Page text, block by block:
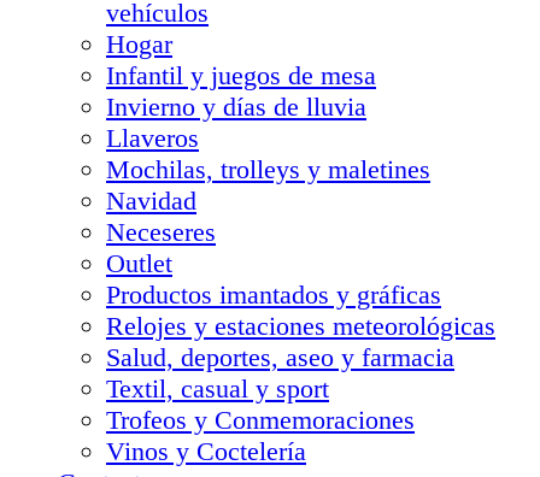
vehículos
Hogar
Infantil y juegos de mesa
Invierno y días de lluvia
Llaveros
Mochilas, trolleys y maletines
Navidad
Neceseres
Outlet
Productos imantados y gráficas
Relojes y estaciones meteorológicas
Salud, deportes, aseo y farmacia
Textil, casual y sport
Trofeos y Conmemoraciones
Vinos y Coctelería